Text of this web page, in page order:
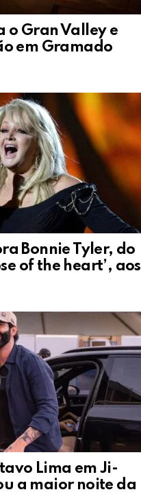
o Gran Valley e
em Gramado
Bonnie Tyler, do
of the heart’, aos
Lima em Ji-
a maior noite da